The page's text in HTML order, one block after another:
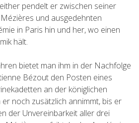
pendelt er zwischen seiner
und ausgedehnten
in Paris hin und her, wo einen
hält.
bietet man ihm in der Nachfolge
Bézout den Posten eines
an der königlichen
noch zusätzlich annimmt, bis er
der Unvereinbarkeit aller drei